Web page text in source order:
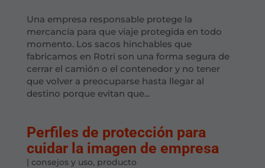
Una empresa responsable protege la
mercancía para que viaje protegida en todo
momento. Los sacos hinchables que
fabricamos en Rotri son una forma segura de
cerrar el camión o el contenedor y no tener
que volver a preocuparse hasta llegar al
destino porque evitan que...
Perfiles de protección para
cuidar la imagen de empresa
| consejos y uso, producto